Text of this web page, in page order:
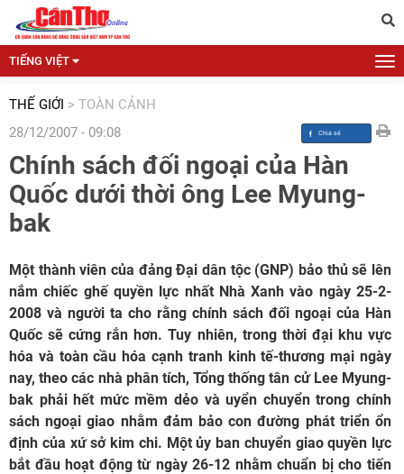
TIẾNG VIỆT
THẾ GIỚI > TOÀN CẢNH
28/12/2007 - 09:08
Chính sách đối ngoại của Hàn
Quốc dưới thời ông Lee Myung-
bak
Một thành viên của đảng Đại dân tộc (GNP) bảo thủ sẽ lên
nắm chiếc ghế quyền lực nhất Nhà Xanh vào ngày 25-2-
2008 và người ta cho rằng chính sách đối ngoại của Hàn
Quốc sẽ cứng rắn hơn. Tuy nhiên, trong thời đại khu vực
hóa và toàn cầu hóa cạnh tranh kinh tế-thương mại ngày
nay, theo các nhà phân tích, Tổng thống tân cử Lee Myung-
bak phải hết mức mềm dẻo và uyển chuyển trong chính
sách ngoại giao nhằm đảm bảo con đường phát triển ổn
định của xứ sở kim chi. Một ủy ban chuyển giao quyền lực
bắt đầu hoạt động từ ngày 26-12 nhằm chuẩn bị cho tiến